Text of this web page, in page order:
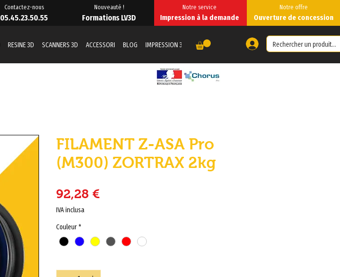
05.45.23.50.55
Contactez-nous
Formations LV3D
Nouveauté !
Impression à la demande
Notre service
Ouverture de concession
Notre offre
RESINE 3D SCANNERS 3D ACCESSORI BLOG IMPRESSION 3D À LA DEMANDE IMPRESSION À LA DEMANDE Forum
FILAMENT Z-ASA Pro
(M300) ZORTRAX 2kg
92,28 €
IVA inclusa
Couleur *